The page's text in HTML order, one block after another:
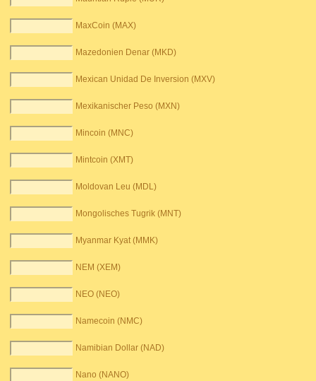
MaxCoin (MAX)
Mazedonien Denar (MKD)
Mexican Unidad De Inversion (MXV)
Mexikanischer Peso (MXN)
Mincoin (MNC)
Mintcoin (XMT)
Moldovan Leu (MDL)
Mongolisches Tugrik (MNT)
Myanmar Kyat (MMK)
NEM (XEM)
NEO (NEO)
Namecoin (NMC)
Namibian Dollar (NAD)
Nano (NANO)